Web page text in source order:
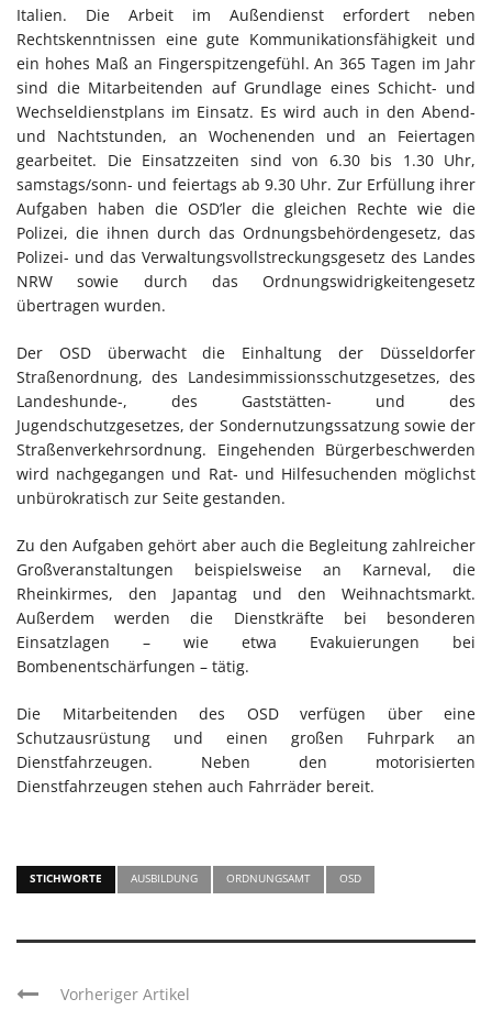
Italien. Die Arbeit im Außendienst erfordert neben
Rechtskenntnissen eine gute Kommunikationsfähigkeit und
ein hohes Maß an Fingerspitzengefühl. An 365 Tagen im Jahr
sind die Mitarbeitenden auf Grundlage eines Schicht- und
Wechseldienstplans im Einsatz. Es wird auch in den Abend-
und Nachtstunden, an Wochenenden und an Feiertagen
gearbeitet. Die Einsatzzeiten sind von 6.30 bis 1.30 Uhr,
samstags/sonn- und feiertags ab 9.30 Uhr. Zur Erfüllung ihrer
Aufgaben haben die OSD’ler die gleichen Rechte wie die
Polizei, die ihnen durch das Ordnungsbehördengesetz, das
Polizei- und das Verwaltungsvollstreckungsgesetz des Landes
NRW sowie durch das Ordnungswidrigkeitengesetz
übertragen wurden.
Der OSD überwacht die Einhaltung der Düsseldorfer
Straßenordnung, des Landesimmissionsschutzgesetzes, des
Landeshunde-, des Gaststätten- und des
Jugendschutzgesetzes, der Sondernutzungssatzung sowie der
Straßenverkehrsordnung. Eingehenden Bürgerbeschwerden
wird nachgegangen und Rat- und Hilfesuchenden möglichst
unbürokratisch zur Seite gestanden.
Zu den Aufgaben gehört aber auch die Begleitung zahlreicher
Großveranstaltungen beispielsweise an Karneval, die
Rheinkirmes, den Japantag und den Weihnachtsmarkt.
Außerdem werden die Dienstkräfte bei besonderen
Einsatzlagen – wie etwa Evakuierungen bei
Bombenentschärfungen – tätig.
Die Mitarbeitenden des OSD verfügen über eine
Schutzausrüstung und einen großen Fuhrpark an
Dienstfahrzeugen. Neben den motorisierten
Dienstfahrzeugen stehen auch Fahrräder bereit.
STICHWORTE AUSBILDUNG ORDNUNGSAMT OSD
Vorheriger Artikel